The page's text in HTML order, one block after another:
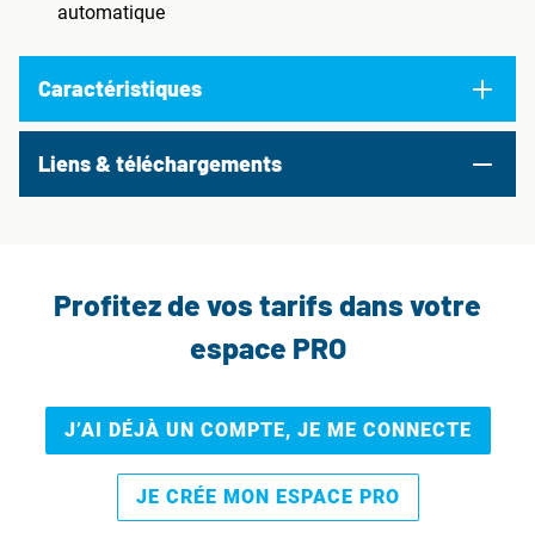
automatique
Caractéristiques
Liens & téléchargements
Profitez de vos tarifs dans votre
espace PRO
J’AI DÉJÀ UN COMPTE, JE ME CONNECTE
JE CRÉE MON ESPACE PRO